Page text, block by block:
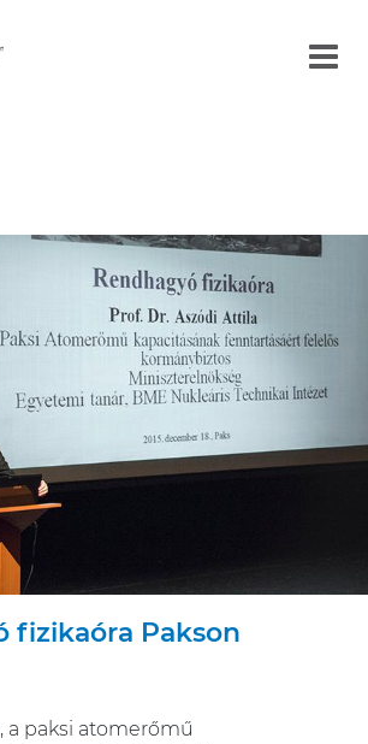
fizikaóra Pakson
a paksi atomerőmű